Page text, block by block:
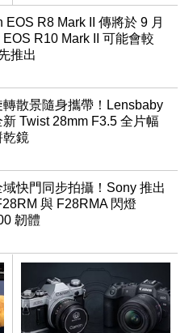
EOS R8 Mark II 傳將於 9 月
EOS R10 Mark II 可能會較
推出
轉散景隨身攜帶！Lensbaby
新 Twist 28mm F3.5 全片幅
乾鏡
域快門同步拍攝！Sony 推出
與 F28RMA 閃燈
韌體